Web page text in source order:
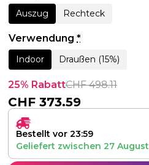
Auszug Rechteck
Verwendung *
Indoor Draußen (15%)
25% RabattCHF498.11
CHF 373.59
Bestellt vor 23:59
Geliefert zwischen 27 August